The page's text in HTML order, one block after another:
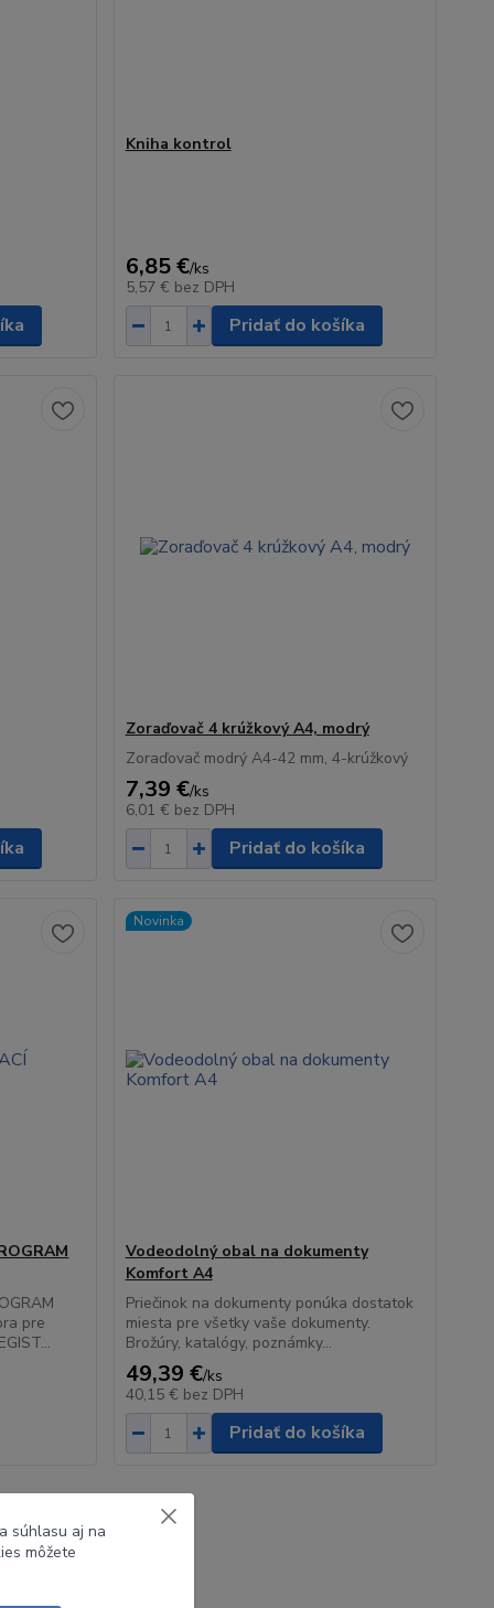
Kniha kontrol
6,85 €/ks
5,57 € bez DPH
Pridať do košíka
Zoraďovač 4 krúžkový A4, modrý
Zoraďovač modrý A4-42 mm, 4-krúžkový
7,39 €/ks
6,01 € bez DPH
Pridať do košíka
pre
Novinka
Vodeodolný obal na dokumenty
Komfort A4
Priečinok na dokumenty ponúka dostatok
miesta pre všetky vaše dokumenty.
Brožúry, katalógy, poznámky...
49,39 €/ks
40,15 € bez DPH
Pridať do košíka
súhlasu aj na
môžete